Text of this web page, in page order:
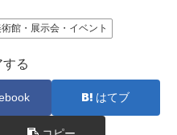
館・展示会・イベント
する
はてブ